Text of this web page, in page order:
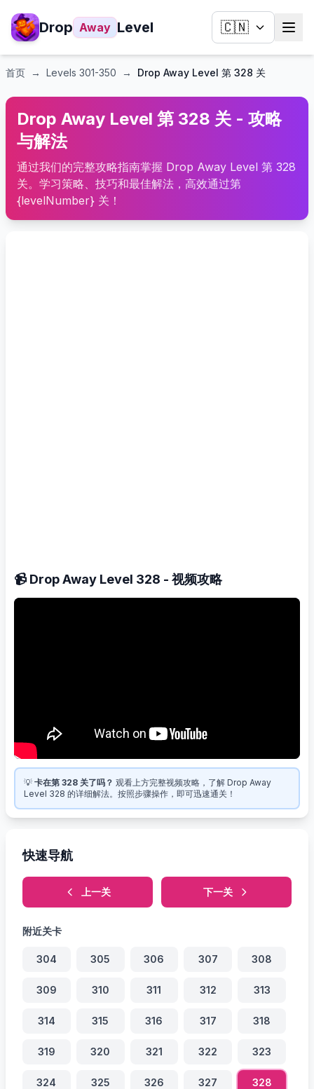
Drop Away Level 🇨🇳
首页 → Levels 301-350 → Drop Away Level 第 328 关
Drop Away Level 第 328 关 - 攻略
与解法
通过我们的完整攻略指南掌握 Drop Away Level 第 328
关。学习策略、技巧和最佳解法，高效通过第
{levelNumber} 关！
📹 Drop Away Level 328 - 视频攻略
💡 卡在第 328 关了吗？ 观看上方完整视频攻略，了解 Drop Away
Level 328 的详细解法。按照步骤操作，即可迅速通关！
快速导航
上一关 下一关
附近关卡
304 305 306 307 308
309 310 311 312 313
314 315 316 317 318
319 320 321 322 323
324 325 326 327 328